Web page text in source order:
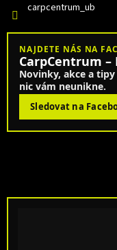
carpcentrum_ub
NAJDETE NÁS NA
CarpCentrum
Novinky, akce a
nic vám neunikne.
Sledovat na